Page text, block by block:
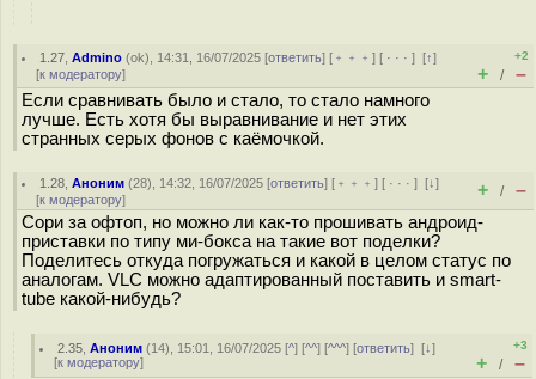
1.27 ,Admino (ok), 14:31, 16/07/2025 [ответить] [ ﹢﹢﹢] [ · · ·][↑]
[к модератору]
+2
+ / –
Если сравнивать было и стало, то стало намного
лучше. Есть хотя бы выравнивание и нет этих
странных серых фонов с каёмочкой.
1.28 ,Аноним (28), 14:32, 16/07/2025 [ответить] [ ﹢﹢﹢] [ · · ·][↓]
[к модератору] + / –
Сори за офтоп, но можно ли как-то прошивать андроид-
приставки по типу ми-бокса на такие вот поделки?
Поделитесь откуда погружаться и какой в целом статус по
аналогам. VLC можно адаптированный поставить и smart-
tube какой-нибудь?
2.35 ,Аноним (14), 15:01, 16/07/2025 [^] [^^] [^^^] [ответить][↓]
[к модератору]
+3
+ / –